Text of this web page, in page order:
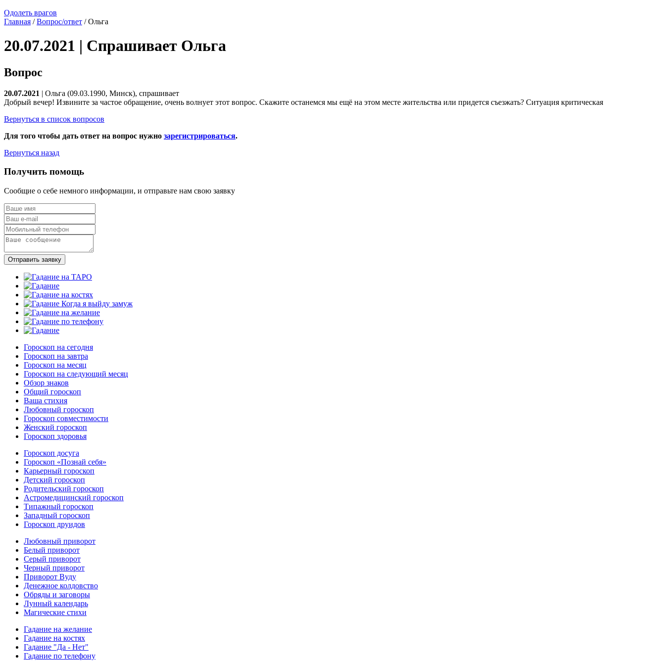
Одолеть врагов
Главная /Вопрос/ответ / Ольга
20.07.2021 | Спрашивает Ольга
Вопрос
20.07.2021 | Ольга (09.03.1990, Минск), спрашивает
Добрый вечер! Извините за частое обращение, очень волнует этот вопрос. Скажите останемся мы ещё на этом месте жительства или придется съезжать? Ситуация критическая
Вернуться в список вопросов
Для того чтобы дать ответ на вопрос нужно зарегистрироваться.
Вернуться назад
Получить помощь
Сообщие о себе немного информации, и отправьте нам свою заявку
Отправить заявку
Гороскоп на сегодня
Гороскоп на завтра
Гороскоп на месяц
Гороскоп на следующий месяц
Обзор знаков
Общий гороскоп
Ваша стихия
Любовный гороскоп
Гороскоп совместимости
Женский гороскоп
Гороскоп здоровья
Гороскоп досуга
Гороскоп «Познай себя»
Карьерный гороскоп
Детский гороскоп
Родительский гороскоп
Астромедицинский гороскоп
Типажный гороскоп
Западный гороскоп
Гороскоп друидов
Любовный приворот
Белый приворот
Серый приворот
Черный приворот
Приворот Вуду
Денежное колдовство
Обряды и заговоры
Лунный календарь
Магические стихи
Гадание на желание
Гадание на костях
Гадание "Да - Нет"
Гадание по телефону